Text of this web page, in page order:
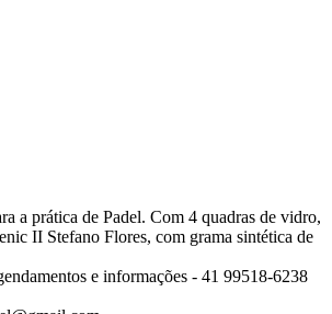
a prática de Padel. Com 4 quadras de vidro,
II Stefano Flores, com grama sintética de
e informações - 41 99518-6238